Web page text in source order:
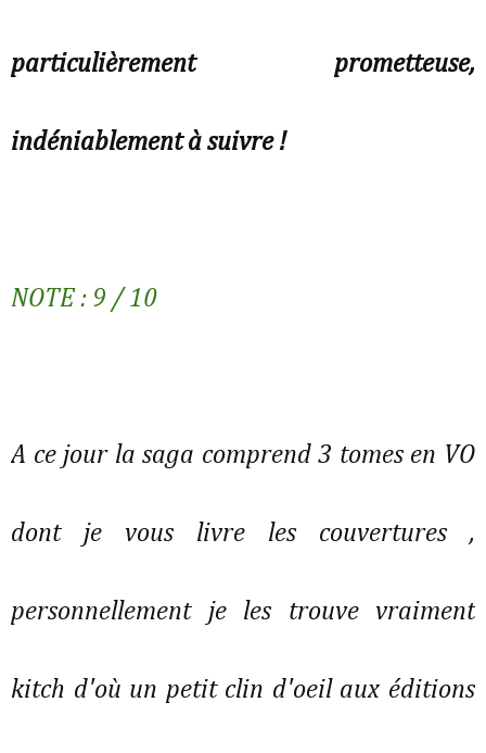
particulièrement prometteuse,
indéniablement à suivre !
NOTE : 9 / 10
A ce jour la saga comprend 3 tomes en VO
dont je vous livre les couvertures ,
personnellement je les trouve vraiment
kitch d'où un petit clin d'oeil aux éditions